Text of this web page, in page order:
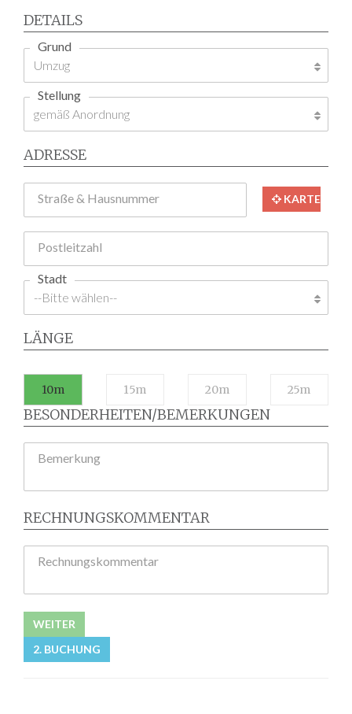
DETAILS
Grund
Stellung
ADRESSE
Straße & Hausnummer KARTE
Postleitzahl
Stadt
LÄNGE
10m 15m 20m 25m
BESONDERHEITEN/BEMERKUNGEN
Bemerkung
RECHNUNGSKOMMENTAR
Rechnungskommentar
WEITER
2. BUCHUNG